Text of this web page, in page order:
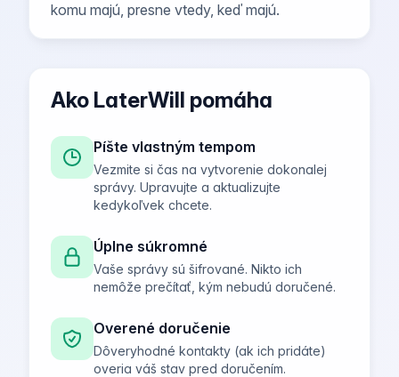
komu majú, presne vtedy, keď majú.
Ako LaterWill pomáha
Píšte vlastným tempom
Vezmite si čas na vytvorenie dokonalej
správy. Upravujte a aktualizujte
kedykoľvek chcete.
Úplne súkromné
Vaše správy sú šifrované. Nikto ich
nemôže prečítať, kým nebudú doručené.
Overené doručenie
Dôveryhodné kontakty (ak ich pridáte)
overia váš stav pred doručením.